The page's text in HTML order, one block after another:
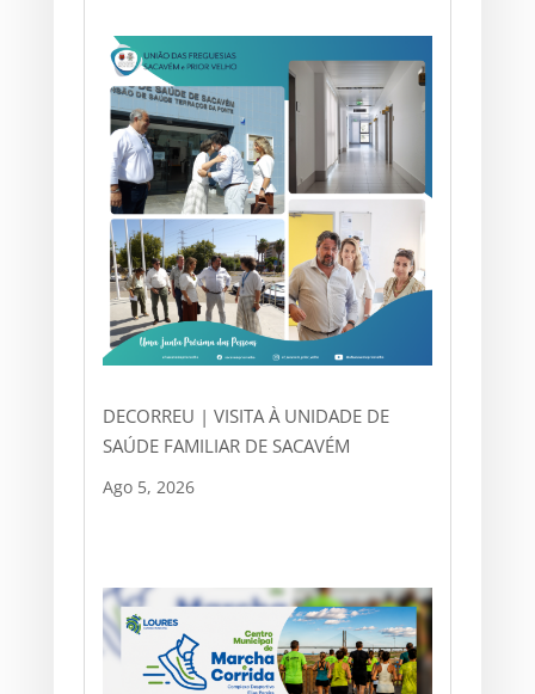
DECORREU | VISITA À UNIDADE DE
SAÚDE FAMILIAR DE SACAVÉM
Ago 5, 2026